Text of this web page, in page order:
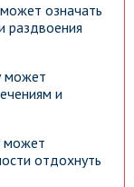
означать
раздвоения
может
и
может
отдохнуть